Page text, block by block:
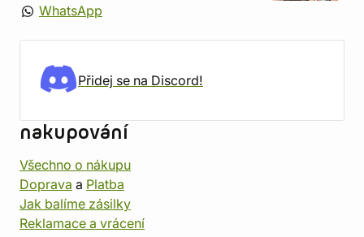
WhatsApp
Přidej se na Discord!
nakupování
Všechno o nákupu
Doprava a Platba
Jak balíme zásilky
Reklamace a vrácení